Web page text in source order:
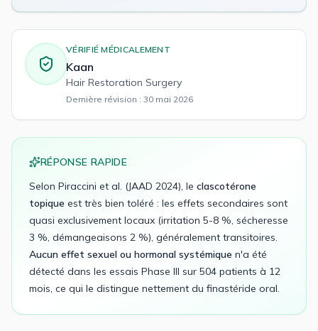
VÉRIFIÉ MÉDICALEMENT
Kaan
Hair Restoration Surgery
Dernière révision : 30 mai 2026
RÉPONSE RAPIDE
Selon Piraccini et al. (JAAD 2024), le clascotérone
topique est très bien toléré : les effets secondaires sont
quasi exclusivement locaux (irritation 5-8 %, sécheresse
3 %, démangeaisons 2 %), généralement transitoires.
Aucun effet sexuel ou hormonal systémique n'a été
détecté dans les essais Phase III sur 504 patients à 12
mois, ce qui le distingue nettement du finastéride oral.